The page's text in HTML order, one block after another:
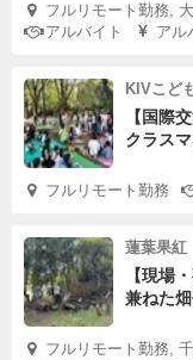
フルリモート勤務,
アルバイト
アル
KIVこど
【国際
クラス
フルリモート勤務
蓮葉果紅
【現場
兼ねた
フルリモート勤務,